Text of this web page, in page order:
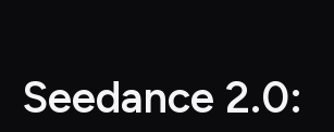
Seedance 2.0: